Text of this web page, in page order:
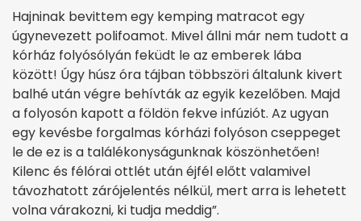
Hajninak bevittem egy kemping matracot egy
úgynevezett polifoamot. Mivel állni már nem tudott a
kórház folyósólyán feküdt le az emberek lába
között! Úgy húsz óra tájban többszöri általunk kivert
balhé után végre behívták az egyik kezelőben. Majd
a folyosón kapott a földön fekve infúziót. Az ugyan
egy kevésbe forgalmas kórházi folyóson cseppeget
le de ez is a találékonyságunknak köszönhetően!
Kilenc és félórai ottlét után éjfél előtt valamivel
távozhatott zárójelentés nélkül, mert arra is lehetett
volna várakozni, ki tudja meddig”.